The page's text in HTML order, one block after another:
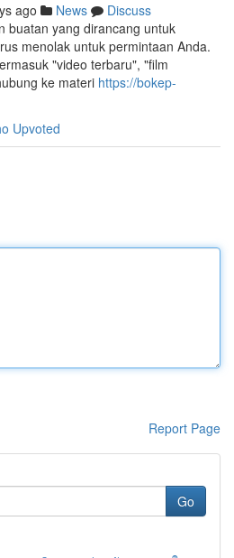
ago News
Discuss
buatan yang dirancang untuk
menolak untuk permintaan Anda.
"video terbaru", "film
ke materi https://bokep-
Upvoted
Report Page
Go